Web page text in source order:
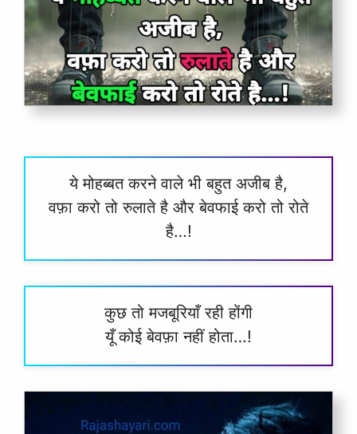
ये मोहब्बत करने वाले भी बहुत अजीब है,
वफ़ा करो तो रुलाते है और बेवफाई करो तो रोते
है…!
कुछ तो मजबूरियाँ रही होंगी
यूँ कोई बेवफ़ा नहीं होता…!